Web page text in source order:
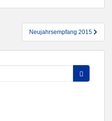
Neujahrsempfang 2015